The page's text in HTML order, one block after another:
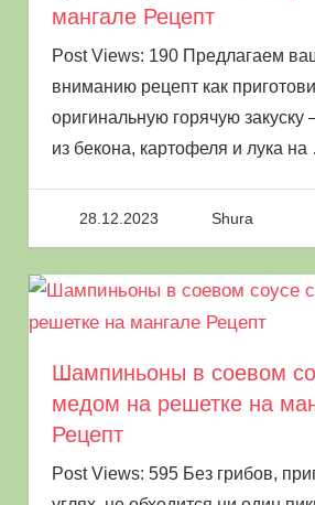
мангале Рецепт
Post Views: 190 Предлагаем
вниманию рецепт как
оригинальную горячую
из бекона, картофеля и лука на
28.12.2023 Shura
Шампиньоны в соевом
медом на решетке на
Рецепт
Post Views: 595 Без грибов,